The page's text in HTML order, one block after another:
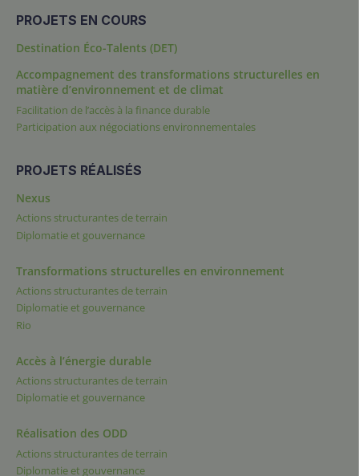
PROJETS EN COURS
Destination Éco-Talents (DET)
Accompagnement des transformations structurelles en
matière d’environnement et de climat
Facilitation de l’accès à la finance durable
Participation aux négociations environnementales
PROJETS RÉALISÉS
Nexus
Actions structurantes de terrain
Diplomatie et gouvernance
Transformations structurelles en environnement
Actions structurantes de terrain
Diplomatie et gouvernance
Rio
Accès à l’énergie durable
Actions structurantes de terrain
Diplomatie et gouvernance
Réalisation des ODD
Actions structurantes de terrain
Diplomatie et gouvernance